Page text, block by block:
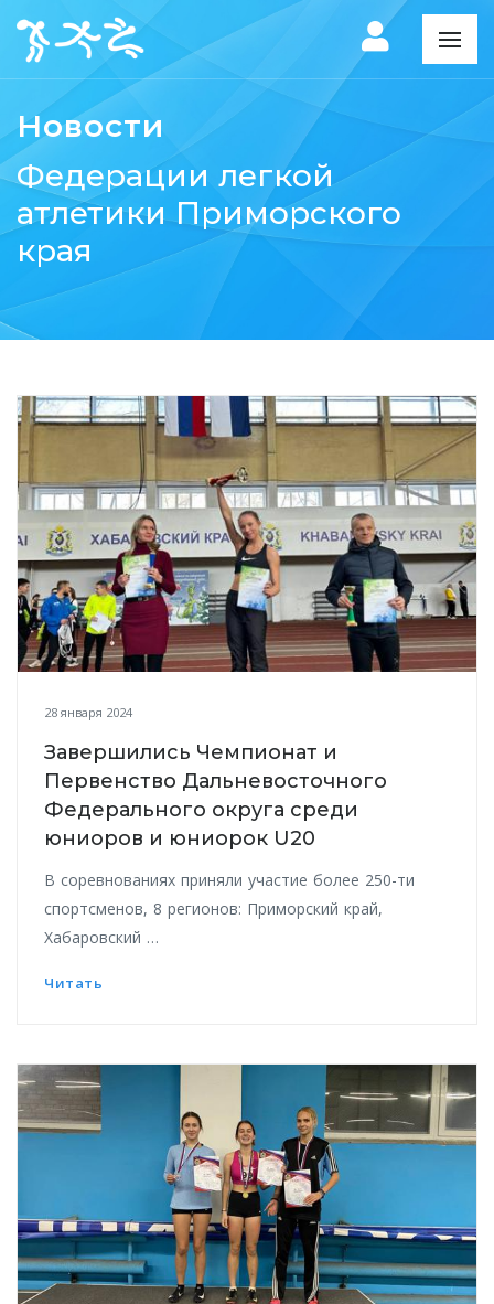
Новости
Федерации легкой
атлетики Приморского
края
28 января 2024
Завершились Чемпионат и
Первенство Дальневосточного
Федерального округа среди
юниоров и юниорок U20
В соревнованиях приняли участие более 250-ти
спортсменов, 8 регионов: Приморский край,
Хабаровский …
Читать